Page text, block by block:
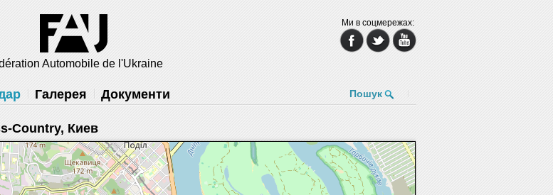
Automobile de l'Ukraine
Ми в соцмережах:
Галерея Документи Пошук
Country, Киев